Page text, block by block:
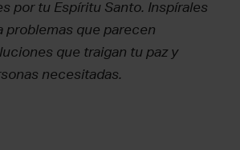
por tu Espíritu Santo. Inspírales
problemas que parecen
que traigan tu paz y
necesitadas.